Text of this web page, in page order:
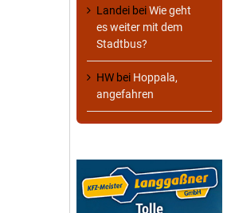
Landei beiWie geht
es weiter mit dem
Stadtbus?
HW bei Hoppala,
angefahren